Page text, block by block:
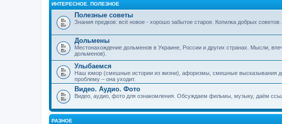
ИНТЕРЕСНОЕ. ПОЛЕЗНОЕ
Полезные советы
Знания предков: всё новое - хорошо забытое старое. Копилка добрых
Дольмены
Местонахождение дольменов в Украине, России и других странах. Мысли,
дольменов).
Улыбаемся
Наш юмор (смешные истории из жизни), афоризмы, смешные высказывания
проблему – она уходит.
Видео. Аудио. Фото
Видео, аудио, фото для ознакомления. Обсуждаем фильмы, музыку, даём
РАЗНОЕ